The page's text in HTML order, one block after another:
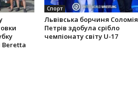
Beretta
Спорт
Львівська борчиня Соломія
Петрів здобула срібло
чемпіонату світу U-17